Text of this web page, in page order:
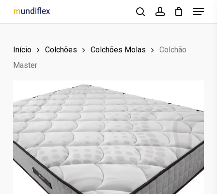
to
content
searchaccount
Menu
Início Colchões Colchões Molas
Colchão
Master